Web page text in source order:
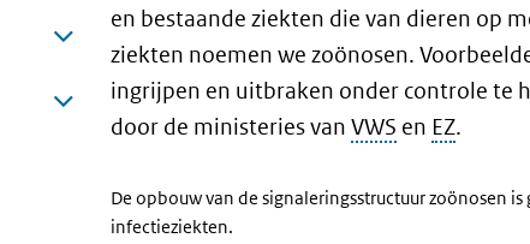
en bestaande ziekten die van dieren op
ziekten noemen we zoönosen.
ingrijpen en uitbraken onder controle te
door de ministeries van VWS en EZ.
De opbouw van de signaleringsstructuur zoönosen
infectieziekten.